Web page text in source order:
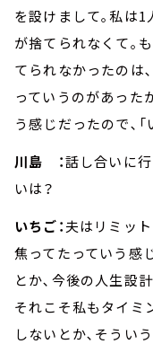
を設けまして｡私は1
が捨てられなくて｡
てられなかったのは
っていうのがあった
う感じだったので､
川島 ：話し合いに
いは？
いちご：夫はリミッ
焦ってたっていう感
とか､今後の人生設
それこそ私もタイミ
しないとか､そうい